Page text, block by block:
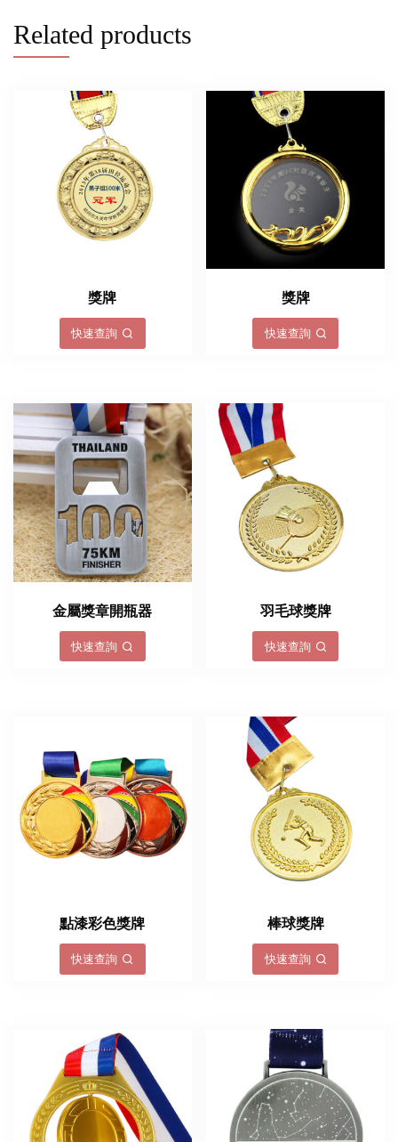
Related products
獎牌
快速查詢
獎牌
快速查詢
金屬獎章開瓶器
快速查詢
羽毛球獎牌
快速查詢
點漆彩色獎牌
快速查詢
棒球獎牌
快速查詢